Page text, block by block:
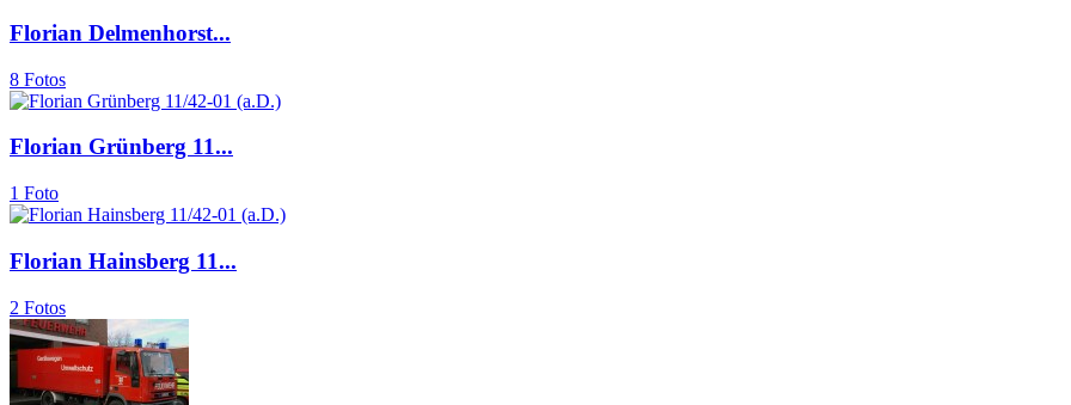
Florian Delmenhorst...
8 Fotos
Florian Grünberg 11...
1 Foto
Florian Hainsberg 11...
2 Fotos